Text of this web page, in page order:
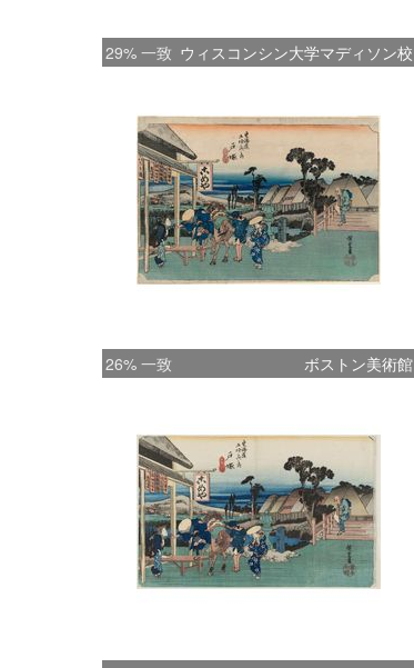
29% 一致 ウィスコンシン大学マディソン校
26% 一致 ボストン美術館